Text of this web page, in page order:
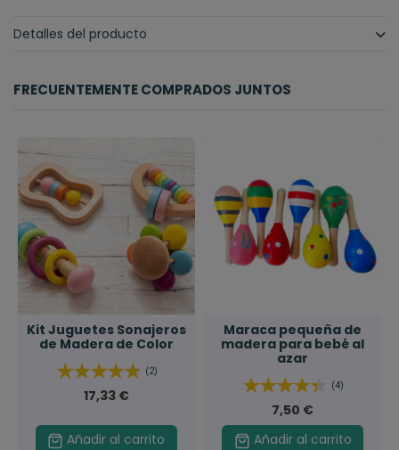
Detalles del producto
FRECUENTEMENTE COMPRADOS JUNTOS
Kit Juguetes Sonajeros
de Madera de Color
(2)
17,33 €
Añadir al carrito
Maraca pequeña de
madera para bebé al
azar
(4)
7,50 €
Añadir al carrito